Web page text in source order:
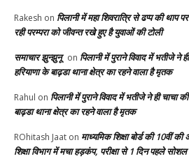
Rakesh on पिलानी में महा शिवरात्रि से ढप्प की थाप
रही परम्परा को जीवन्त रखे हुए है युवाओं की टोली
समाचार झुन्झुनू on पिलानी में पुराने विवाद में भतीजे ने
हरियाणा के बाढ़डा थाना क्षेत्र का रहने वाला है मृतक
Rahul on पिलानी में पुराने विवाद में भतीजे ने ही चाचा
बाढ़डा थाना क्षेत्र का रहने वाला है मृतक
ROhitash Jaat on माध्यमिक शिक्षा बोर्ड की 10वीं की
शिक्षा विभाग में मचा हड़कंप, परीक्षा से 1 दिन पहले